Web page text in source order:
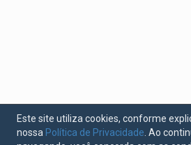
Este site utiliza cookies, conforme
nossa Política de Privacidade . Ao